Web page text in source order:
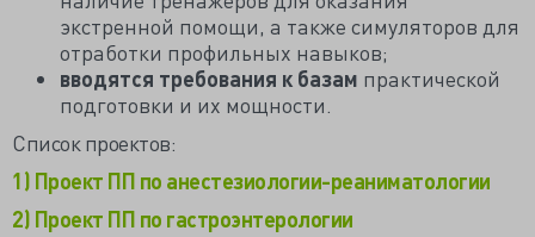
экстренной помощи, а также симуляторов для
отработки профильных навыков;
вводятся требования к базам практической
подготовки и их мощности.
Список проектов:
1) Проект ПП по анестезиологии-реаниматологии
2) Проект ПП по гастроэнтерологии